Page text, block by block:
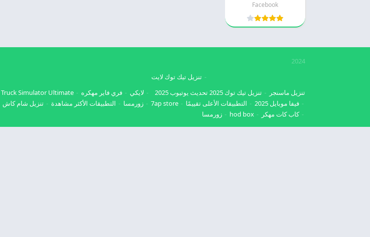
Facebook
2024
تنزيل ماسنجر تنزيل تيك توك 2025
تنزيل تيك توك لايت
تحديث يوتيوب 2025
لايكي فري فاير مهكره Truck Simulator Ultimate مهكره
فيفا موبايل 2025
التطبيقات الأعلى تقييمًا 7ap store زورمسا التطبيقات الأكثر مشاهدة تنزيل شام كاش
كاب كات مهكر
hod box زورمسا